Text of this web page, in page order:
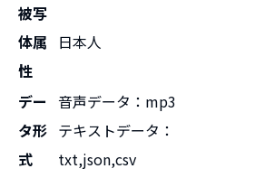
被写
体属
性
日本人
デー
タ形
式
音声データ：mp3
テキストデータ：
txt,json,csv